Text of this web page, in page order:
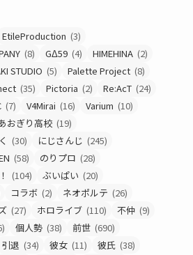
EtileProduction (3)
(8) GΔ59 (4) HIMEHINA (2)
STUDIO (5) Palette Project (8)
(35) Pictoria (2) Re:AcT (24)
(7) V4Mirai (16) Varium (10)
おぎり高校 (19)
(30) にじさんじ (245)
(58) のりプロ (28)
(104) ぶいぱい (20)
コラボ (2) ネオポルテ (26)
(27) ホロライブ (110) 不仲 (9)
個人勢 (38) 前世 (690)
引退 (34) 彼女 (11) 彼氏 (38)